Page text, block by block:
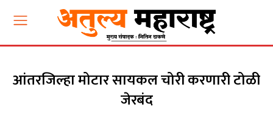
आंतरजिल्हा मोटार सायकल चोरी करणारी टोळी
जेरबंद